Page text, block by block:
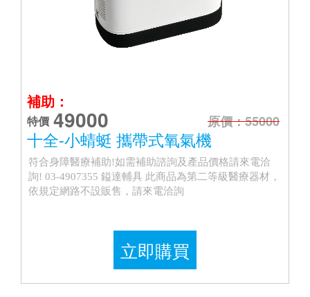
補助：
特價 49000
原價：55000
十全-小蜻蜓 攜帶式氧氣機
符合身障醫療補助!如需補助諮詢及產品價格請來電洽
詢! 03-4907355 鎰達輔具 此商品為第二等級醫療器材，
依規定網路不設販售，請來電洽詢
立即購買